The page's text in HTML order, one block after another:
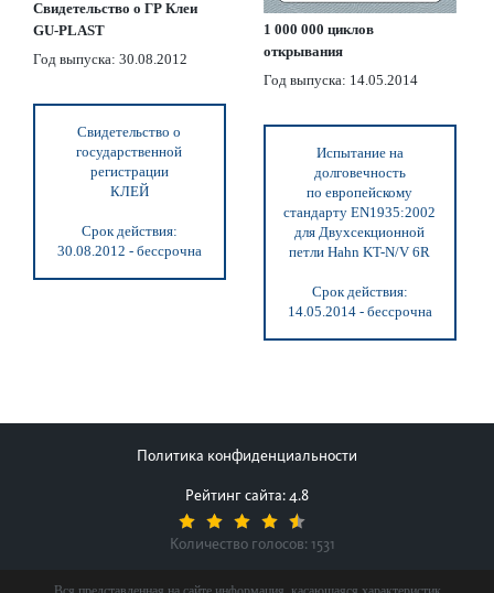
Свидетельство о ГР Клеи
GU-PLAST
Год выпуска: 30.08.2012
Свидетельство о
государственной
регистрации
КЛЕЙ
Срок действия:
30.08.2012 - бессрочна
1 000 000 циклов
открывания
Год выпуска: 14.05.2014
Испытание на
долговечность
по европейскому
стандарту EN1935:2002
для Двухсекционной
петли Hahn KT-N/V 6R
Срок действия:
14.05.2014 - бессрочна
Политика конфиденциальности
Рейтинг сайта: 4.8
Количество голосов: 1531